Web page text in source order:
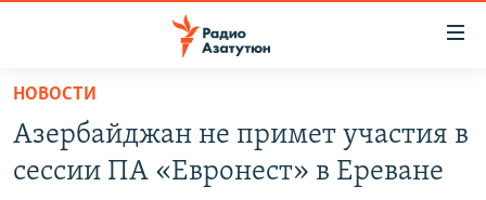
Перейти
основному
содержанию
ГЛАВНАЯ
НОВОСТИ
НОВОСТИ
Азербайджан не примет участия в
сессии ПА «Евронест» в Ереване